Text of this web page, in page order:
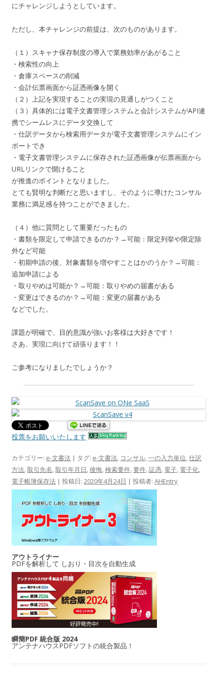
にチャレンジしようとしています。
ただし、本チャレンジの前提は、次のものがあります。
（１）スキャナ保存制度の導入で業務効率があがること
・検索性の向上
・倉庫スペースの削減
・会計伝票画面から証憑画像を開く
（２）上記を実現することの実現の見通しがつくこと
（３）具体的には電子文書管理システムと会計システムがAPI連
携でシームレスにデータ交換して
・仕訳データから検索用データが電子文書管理システムにイン
ポートでき
・電子文書管理システムに保存された証憑画像が伝票画面から
URLリンクで開けること
が推進のポイントとなりました。
とても賢明な判断だと思いますし、そのように導けたコンサル
業務に満足感を持つことができました。
（４）他に質問として重要だったもの
・書類を限定して申請できるのか？→可能：限定列挙や限定除
外など可能
・初期申請の後、対象書類を増やすことはかのうか？→可能：
追加申請による
・取りやめは可能か？→可能：取りやめの届書がある
・変更はできるのか？→可能：変更の届書がある
などでした。
課題が明確で、目的意識が強いお客様は大好きです！
さあ、実現に向けて頑張ります！！
ご参考になりましたでしょうか？
投票をお願いいたします
カテゴリー: e-文書法 | タグ: e-文書法, コンサル,一の入力単位,仕訳
方法,取引先名,取引年月日,後悔,検索要件,要件,証憑, 電子, 電子化,
電子帳簿保存法 | 投稿日: 2020年4月24日 | 投稿者: AHEntry
アウトライナー
PDFを解析して しおり・目次を自動生成
瞬簡PDF 統合版 2024
アンテナハウスPDFソフトの統合製品！